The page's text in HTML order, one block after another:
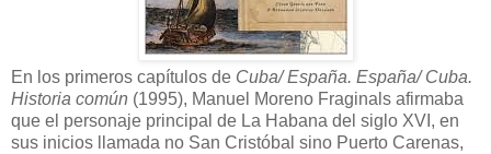
En los primeros capítulos de Cuba/ España. España/ Cuba.
Historia común (1995), Manuel Moreno Fraginals afirmaba
que el personaje principal de La Habana del siglo XVI, en
sus inicios llamada no San Cristóbal sino Puerto Carenas,